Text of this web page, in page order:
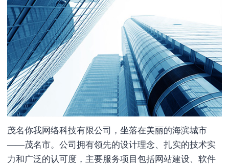
茂名你我网络科技有限公司，坐落在美丽的海滨城市
——茂名市。公司拥有领先的设计理念、扎实的技术实
力和广泛的认可度，主要服务项目包括网站建设、软件